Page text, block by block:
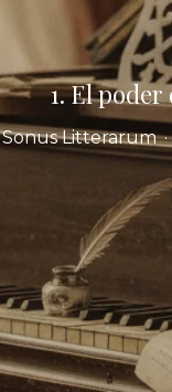
1. El
Sonus Litterarum ·